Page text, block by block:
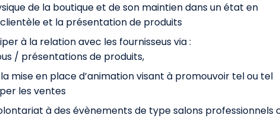
de la boutique et de son maintien dans un état en
et la présentation de produits
à la relation avec les fournisseus via :
/ présentations de produits,
mise en place d’animation visant à promouvoir tel ou tel
les ventes
à des évènements de type salons professionnels